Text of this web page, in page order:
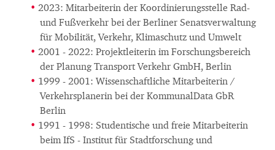
2023: Mitarbeiterin der Koordinierungsstelle Rad-
und Fußverkehr bei der Berliner Senatsverwaltung
für Mobilität, Verkehr, Klimaschutz und Umwelt
2001 - 2022: Projektleiterin im Forschungsbereich
der Planung Transport Verkehr GmbH, Berlin
1999 - 2001: Wissenschaftliche Mitarbeiterin /
Verkehrsplanerin bei der KommunalData GbR
Berlin
1991 - 1998: Studentische und freie Mitarbeiterin
beim IfS - Institut für Stadtforschung und